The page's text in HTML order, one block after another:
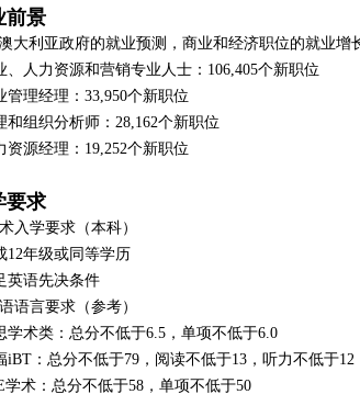
前景
大利亚政府的就业预测，商业和经济职位的就业增
、人力资源和营销专业人士：106,405个新职位
管理经理：33,950个新职位
和组织分析师：28,162个新职位
资源经理：19,252个新职位
要求
入学要求（本科）
12年级或同等学历
英语先决条件
语言要求（参考）
学术类：总分不低于6.5，单项不低于6.0
iBT：总分不低于79，阅读不低于13，听力不低于
学术：总分不低于58，单项不低于50